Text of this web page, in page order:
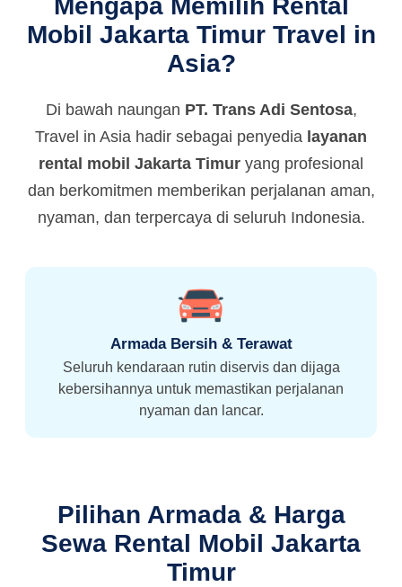
Mengapa Memilih Rental
Mobil Jakarta Timur Travel in
Asia?
Di bawah naungan PT. Trans Adi Sentosa,
Travel in Asia hadir sebagai penyedia layanan
rental mobil Jakarta Timur yang profesional
dan berkomitmen memberikan perjalanan aman,
nyaman, dan terpercaya di seluruh Indonesia.
Armada Bersih & Terawat
Seluruh kendaraan rutin diservis dan dijaga
kebersihannya untuk memastikan perjalanan
nyaman dan lancar.
Pilihan Armada & Harga
Sewa Rental Mobil Jakarta
Timur